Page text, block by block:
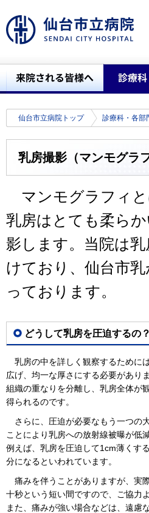
仙台市立病院トップ 診療科・各部
乳房撮影（マンモグラ
マンモグラフィと
乳房はとても柔ら
影します。当院は
けており、仙台市
っております。
どうして乳房を圧迫するの？
乳房の中を詳しく観察するために
広げ、均一な厚さにする必要があり
組織の重なりを分離し、乳房全体が
得られるのです。
さらに、圧迫が必要なもう一つの
ことにより乳房への放射線被曝が低
例えば、乳房を圧迫して1cm薄くす
分になるといわれています。
痛みを伴うことがありますが、実
十秒という短い間ですので、ご協力
また、痛みが強い場合などは、遠慮